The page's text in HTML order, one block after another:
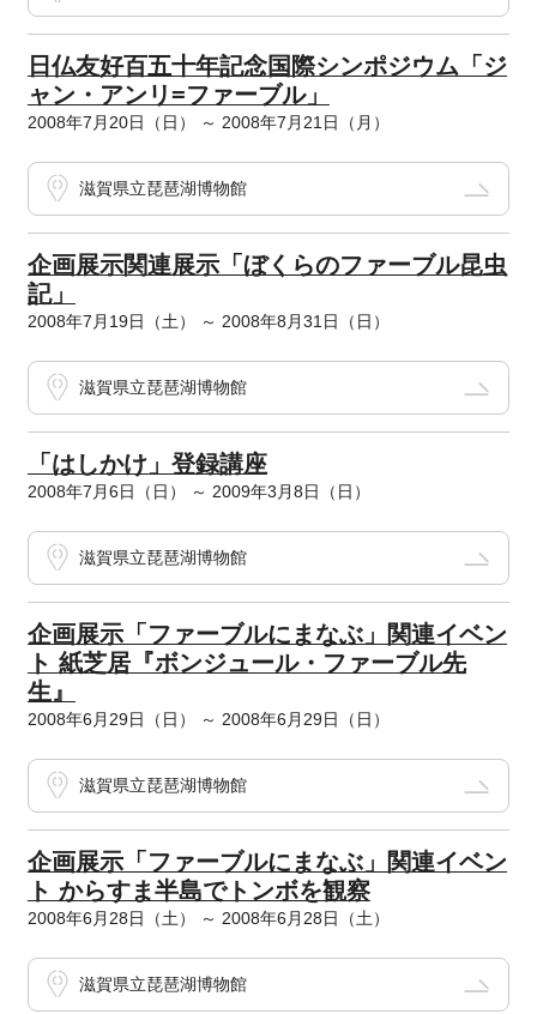
日仏友好百五十年記念国際シンポジウム「ジ
ャン・アンリ=ファーブル」
2008年7月20日（日） ～ 2008年7月21日（月）
滋賀県立琵琶湖博物館
企画展示関連展示「ぼくらのファーブル昆虫
記」
2008年7月19日（土） ～ 2008年8月31日（日）
滋賀県立琵琶湖博物館
「はしかけ」登録講座
2008年7月6日（日） ～ 2009年3月8日（日）
滋賀県立琵琶湖博物館
企画展示「ファーブルにまなぶ」関連イベン
ト 紙芝居『ボンジュール・ファーブル先
生』
2008年6月29日（日） ～ 2008年6月29日（日）
滋賀県立琵琶湖博物館
企画展示「ファーブルにまなぶ」関連イベン
ト からすま半島でトンボを観察
2008年6月28日（土） ～ 2008年6月28日（土）
滋賀県立琵琶湖博物館